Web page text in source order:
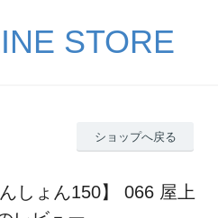
STORE
ショップへ戻る
しょん150】 066 屋上